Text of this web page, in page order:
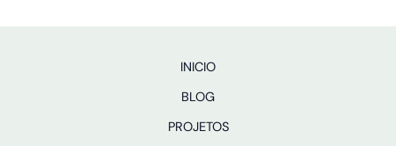
INICIO
BLOG
PROJETOS